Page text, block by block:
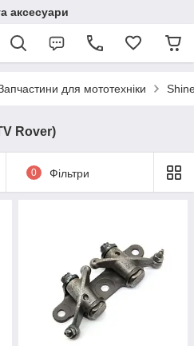
аксесуари
для мототехніки
Rover)
0 Фільтри